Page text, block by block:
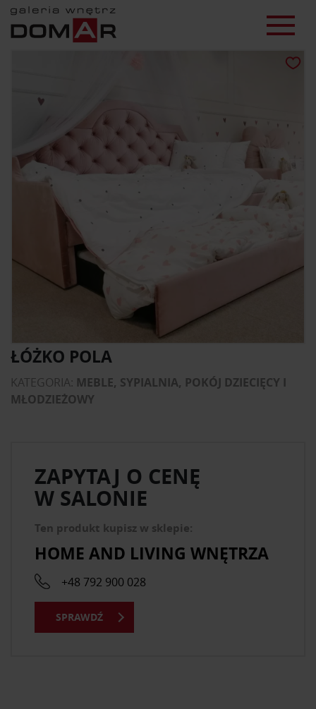
ŁÓŻKO POLA
KATEGORIA: MEBLE, SYPIALNIA, POKÓJ DZIECIĘCY I
MŁODZIEŻOWY
ZAPYTAJ O CENĘ
W SALONIE
Ten produkt kupisz w sklepie:
HOME AND LIVING WNĘTRZA
+48 792 900 028
SPRAWDŹ